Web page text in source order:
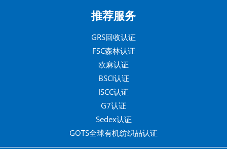
推荐服务
GRS回收认证
FSC森林认证
欧麻认证
BSCI认证
ISCC认证
G7认证
Sedex认证
GOTS全球有机纺织品认证